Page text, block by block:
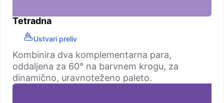
Tetradna
Ustvari preliv
Kombinira dva komplementarna para,
oddaljena za 60° na barvnem krogu, za
dinamično, uravnoteženo paleto.